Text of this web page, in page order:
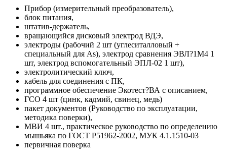
Прибор (измерительный преобразователь),
блок питания,
штатив-держатель,
вращающийся дисковый электрод ВДЭ,
электроды (рабочий 2 шт (углеситалловый +
специальный для As), электрод сравнения ЭВЛ?1М4 1
шт, электрод вспомогательный ЭПЛ-02 1 шт),
электролитический ключ,
кабель для соединения с ПК,
программное обеспечение Экотест?ВА с описанием,
ГСО 4 шт (цинк, кадмий, свинец, медь)
пакет документов (Руководство по эксплуатации,
методика поверки),
МВИ 4 шт., практическое руководство по определению
мышьяка по ГОСТ Р51962-2002, МУК 4.1.1510-03
первичная поверка